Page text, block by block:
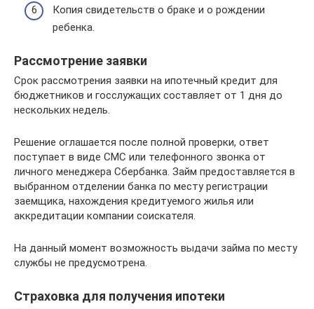
Копия свидетельств о браке и о рождении
ребенка.
Рассмотрение заявки
Срок рассмотрения заявки на ипотечный кредит для
бюджетников и госслужащих составляет от 1 дня до
нескольких недель.
Решение оглашается после полной проверки, ответ
поступает в виде СМС или телефонного звонка от
личного менеджера Сбербанка. Займ предоставляется в
выбранном отделении банка по месту регистрации
заемщика, нахождения кредитуемого жилья или
аккредитации компании соискателя.
На данный момент возможность выдачи займа по месту
службы не предусмотрена.
Страховка для получения ипотеки